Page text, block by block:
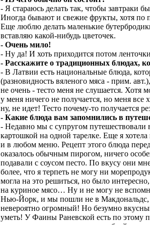
- Я стараюсь делать так, чтобы завтраки
Иногда бывают и свежие фрукты, хотя по
Еще люблю делать маленькие
вставляю какой-нибудь цветочек.
- Очень мило!
- Ну да! И хоть приходится потом ленточки
- Расскажите о традиционных блюдах,
- В Латвии есть национальные блюда,
(разновидность вяленого мяса - прим.
не очень - тесто меня не слушается. Хотя
у меня ничего не получается, но меня
ну, не идет! Тесто почему-то
- Какие блюда вам запомнились в
- Недавно мы с супругом путешествовали
картошкой на одной тарелке. Еще я
и в любом меню. Рецепт этого блюда
оказалось обычным пирогом, ничего
подавали с соусом песто. По вкусу они
более, что я терпеть не могу ни
могла на это решиться, но было
на куриное мясо… Ну и не могу не
Нью-Йорк, и мы пошли не в Макдональдс,
невероятно огромный! Но безумно
уметь! У Фаины Раневской есть по этому